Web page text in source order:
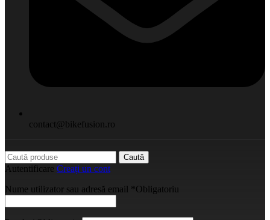
contact@bikefusion.ro
Caută
Autentificare Creați un cont
Nume utilizator sau adresă email *Obligatoriu